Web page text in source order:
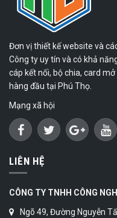
Đơn vị thiết kế website và
Công ty uy tín và có khả
cáp kết nối, bộ chia, card
hàng đầu tại Phú Thọ.
Mạng xã hội
LIÊN HỆ
CÔNG TY TNHH CÔNG
Ngõ 49, Đường Nguyễn